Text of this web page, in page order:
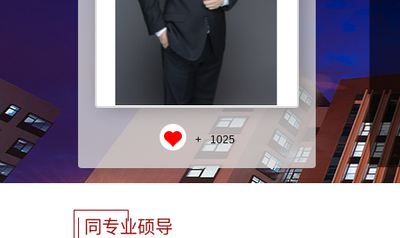
+ 1025
同专业硕导